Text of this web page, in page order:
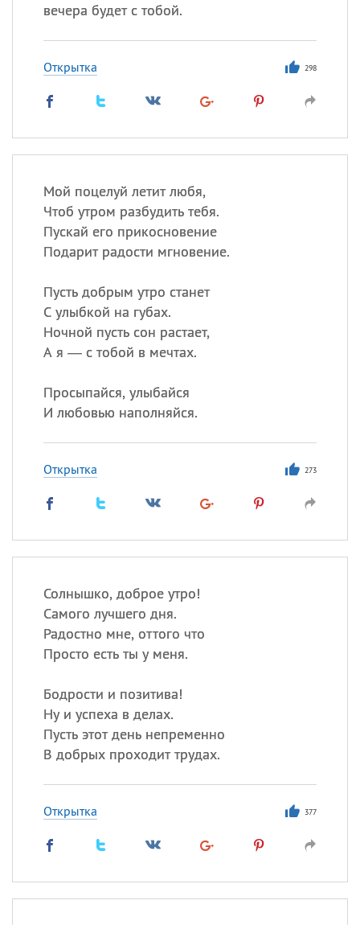
вечера будет с тобой.
Открытка 298
Мой поцелуй летит любя,
Чтоб утром разбудить тебя.
Пускай его прикосновение
Подарит радости мгновение.
Пусть добрым утро станет
С улыбкой на губах.
Ночной пусть сон растает,
А я — с тобой в мечтах.
Просыпайся, улыбайся
И любовью наполняйся.
Открытка 273
Солнышко, доброе утро!
Самого лучшего дня.
Радостно мне, оттого что
Просто есть ты у меня.
Бодрости и позитива!
Ну и успеха в делах.
Пусть этот день непременно
В добрых проходит трудах.
Открытка 377